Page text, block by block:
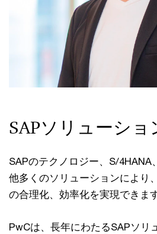
SAPソリューショ
SAPのテクノロジー、S/4HANA
他多くのソリューションにより
の合理化、効率化を実現できます
PwCは、長年にわたるSAPソリ